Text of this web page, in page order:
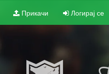
Прикачи Логирај се